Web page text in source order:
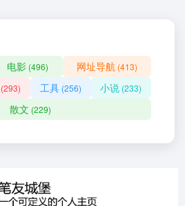
电影 (496) 网址导航 (413)
(293) 工具(256) 小说 (233)
散文 (229)